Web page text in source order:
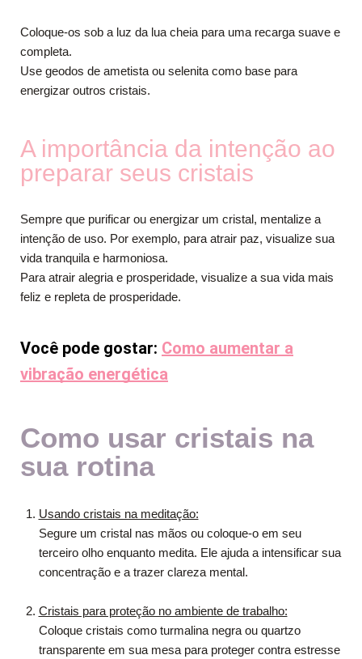
Coloque-os sob a luz da lua cheia para uma recarga suave e
completa.
Use geodos de ametista ou selenita como base para
energizar outros cristais.
A importância da intenção ao
preparar seus cristais
Sempre que purificar ou energizar um cristal, mentalize a
intenção de uso. Por exemplo, para atrair paz, visualize sua
vida tranquila e harmoniosa.
Para atrair alegria e prosperidade, visualize a sua vida mais
feliz e repleta de prosperidade.
Você pode gostar: Como aumentar a
vibração energética
Como usar cristais na
sua rotina
Usando cristais na meditação:
Segure um cristal nas mãos ou coloque-o em seu
terceiro olho enquanto medita. Ele ajuda a intensificar sua
concentração e a trazer clareza mental.
Cristais para proteção no ambiente de trabalho:
Coloque cristais como turmalina negra ou quartzo
transparente em sua mesa para proteger contra estresse